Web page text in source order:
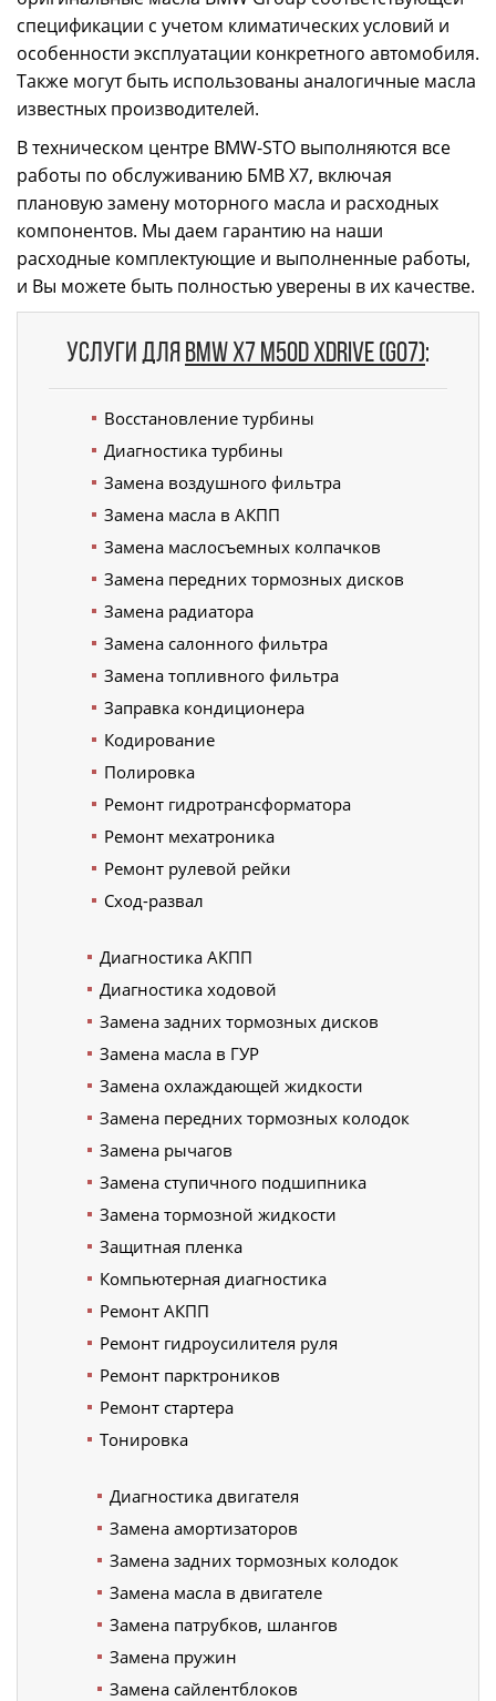
спецификации с учетом климатических условий и
особенности эксплуатации конкретного автомобиля.
Также могут быть использованы аналогичные масла
известных производителей.
В техническом центре BMW-STO выполняются все
работы по обслуживанию БМВ X7, включая
плановую замену моторного масла и расходных
компонентов. Мы даем гарантию на наши
расходные комплектующие и выполненные работы,
и Вы можете быть полностью уверены в их качестве.
Услуги дляBMW X7 M50d xDrive (G07):
Восстановление турбины
Диагностика турбины
Замена воздушного фильтра
Замена масла в АКПП
Замена маслосъемных колпачков
Замена передних тормозных дисков
Замена радиатора
Замена салонного фильтра
Замена топливного фильтра
Заправка кондиционера
Кодирование
Полировка
Ремонт гидротрансформатора
Ремонт мехатроника
Ремонт рулевой рейки
Сход-развал
Диагностика АКПП
Диагностика ходовой
Замена задних тормозных дисков
Замена масла в ГУР
Замена охлаждающей жидкости
Замена передних тормозных колодок
Замена рычагов
Замена ступичного подшипника
Замена тормозной жидкости
Защитная пленка
Компьютерная диагностика
Ремонт АКПП
Ремонт гидроусилителя руля
Ремонт парктроников
Ремонт стартера
Тонировка
Диагностика двигателя
Замена амортизаторов
Замена задних тормозных колодок
Замена масла в двигателе
Замена патрубков, шлангов
Замена пружин
Замена сайлентблоков